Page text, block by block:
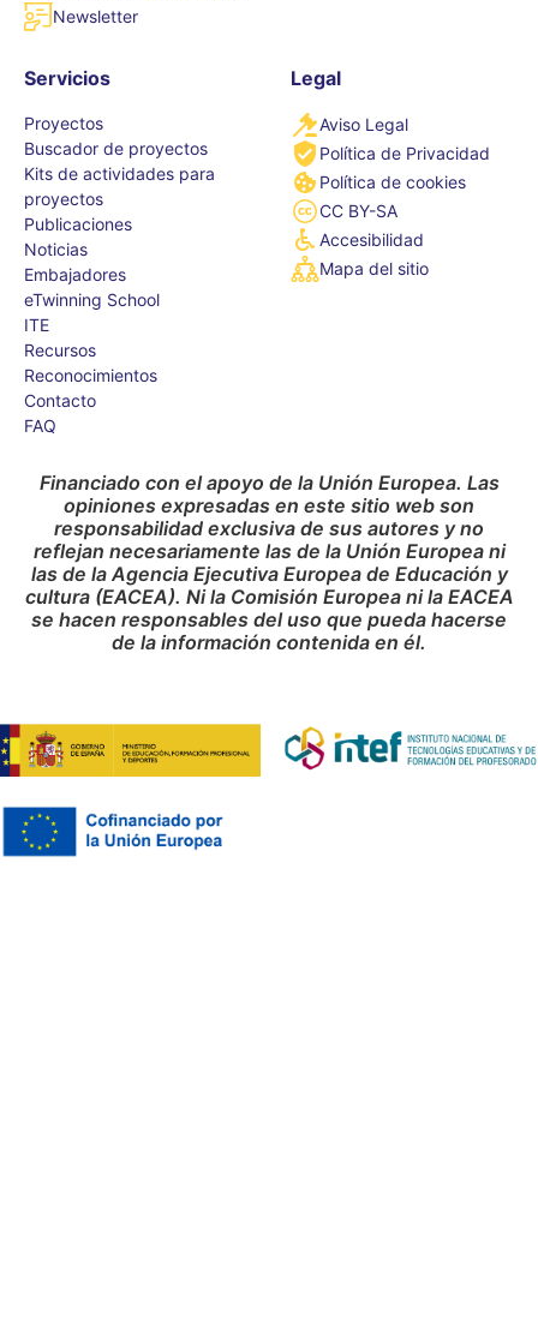
Newsletter
Servicios
Proyectos
Buscador de proyectos
Kits de actividades para
proyectos
Publicaciones
Noticias
Embajadores
eTwinning School
ITE
Recursos
Reconocimientos
Contacto
FAQ
Legal
Aviso Legal
Política de Privacidad
Política de cookies
CC BY-SA
Accesibilidad
Mapa del sitio
Financiado con el apoyo de la Unión Europea. Las
opiniones expresadas en este sitio web son
responsabilidad exclusiva de sus autores y no
reflejan necesariamente las de la Unión Europea ni
las de la Agencia Ejecutiva Europea de Educación y
cultura (EACEA). Ni la Comisión Europea ni la EACEA
se hacen responsables del uso que pueda hacerse
de la información contenida en él.